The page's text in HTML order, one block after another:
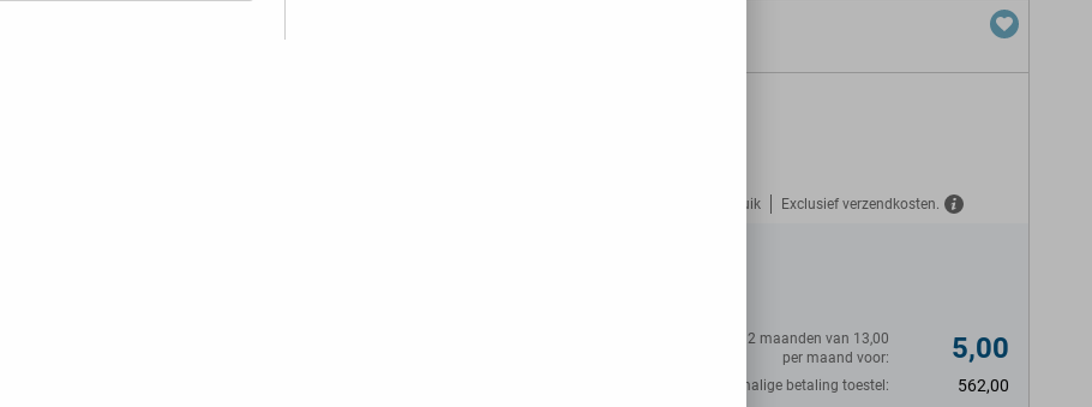
Gratis verzekerd tegen misbruik Exclusief verzendkosten.
Eerste 12 maanden van 13,00
per maand voor:
5,00
Eenmalige betaling toestel: 562,00